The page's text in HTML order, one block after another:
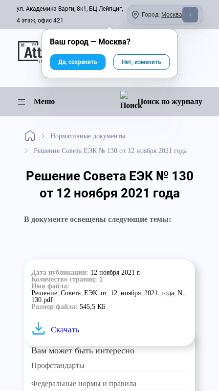
ул. Академика Варги, 8к1, БЦ Лейпциг,
4 этаж, офис 421
Город: Москва
Онлайн-журнал
Меню Поиск по журналу
Нормативные документы
Решение Совета ЕЭК № 130 от 12 ноября 2021 года
Решение Совета ЕЭК № 130
от 12 ноября 2021 года
В документе освещены следующие темы:
Дата публикации: 12 ноября 2021 г.
Количество страниц: 1
Имя файла:
Решение_Совета_ЕЭК_от_12_ноября_2021_года_N_
130.pdf
Размер файла: 545,5 КБ
Скачать
Вам может быть интересно
Профстандарты
Федеральные нормы и правила
Ваш город — Москва?
Да, сохранить Нет, изменить